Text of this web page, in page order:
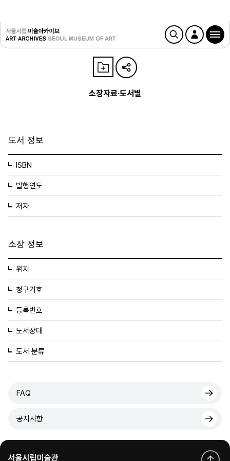
소장자료·도서별
도서 정보
ISBN
발행연도
저자
소장 정보
위치
청구기호
등록번호
도서상태
도서 분류
FAQ
공지사항